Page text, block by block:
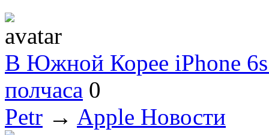
В Южной Корее iPhone 6s
полчаса 0
Petr → Apple Новости